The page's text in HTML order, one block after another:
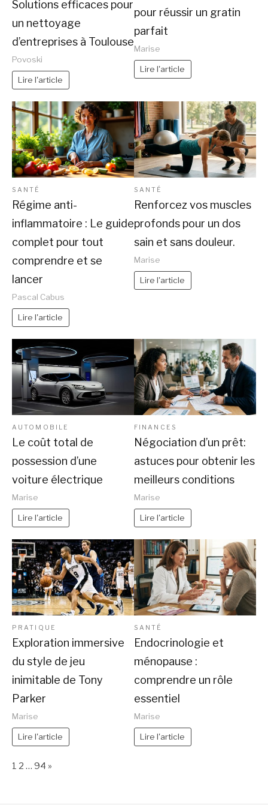
Solutions efficaces pour
un nettoyage
d’entreprises à Toulouse
Povoski
Lire l'article
pour réussir un gratin
parfait
Marise
Lire l'article
SANTÉ
Régime anti-
inflammatoire : Le guide
complet pour tout
comprendre et se
lancer
Pascal Cabus
Lire l'article
SANTÉ
Renforcez vos muscles
profonds pour un dos
sain et sans douleur.
Marise
Lire l'article
AUTOMOBILE
Le coût total de
possession d’une
voiture électrique
Marise
Lire l'article
FINANCES
Négociation d’un prêt:
astuces pour obtenir les
meilleurs conditions
Marise
Lire l'article
PRATIQUE
Exploration immersive
du style de jeu
inimitable de Tony
Parker
Marise
Lire l'article
SANTÉ
Endocrinologie et
ménopause :
comprendre un rôle
essentiel
Marise
Lire l'article
Page:
1 2 … 94 Next
»